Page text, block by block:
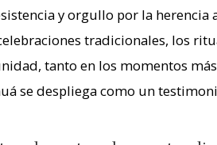
y orgullo por la herencia
tradicionales, los
tanto en los momentos
se despliega como un